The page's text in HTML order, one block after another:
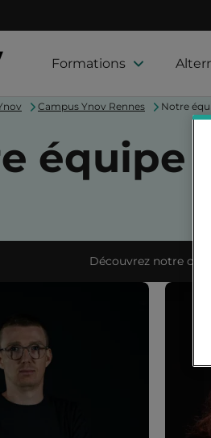
Formations
Campus Ynov Rennes Notre
équipe
Découvrez notre